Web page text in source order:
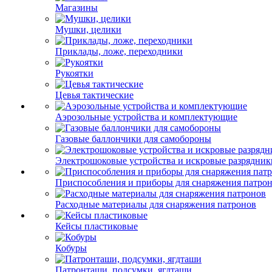
Магазины
Мушки, целики
Приклады, ложе, переходники
Рукоятки
Цевья тактические
Аэрозольные устройства и комплектующие
Газовые баллончики для самобороны
Электрошоковые устройства и искровые
Приспособления и приборы для снаряжения
Расходные материалы для снаряжения патронов
Кейсы пластиковые
Кобуры
Патронташи, подсумки, ягдташи